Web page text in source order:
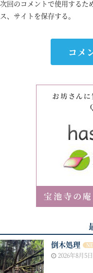
次回のコメントで使用するた
ス、サイトを保存する。
倒木処理
2026年8月5日